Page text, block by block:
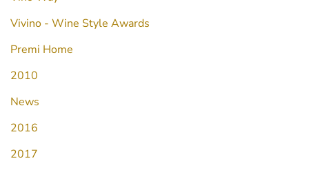
Vivino - Wine Style Awards
Premi Home
2010
News
2016
2017